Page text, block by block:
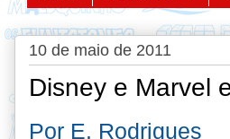
10 de maio de 2011
Disney e Marvel
Por E. Rodrigues